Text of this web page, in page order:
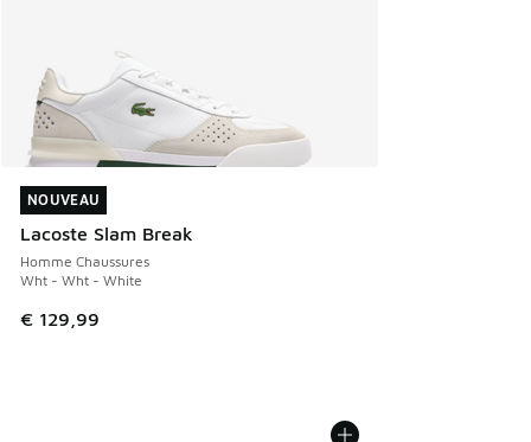
NOUVEAU
Lacoste Slam Break
Homme Chaussures
Wht - Wht - White
€ 129,99
NOUVEAU